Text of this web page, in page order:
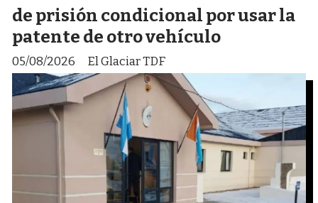
de prisión condicional por usar la
patente de otro vehículo
El Glaciar TDF
05/08/2026